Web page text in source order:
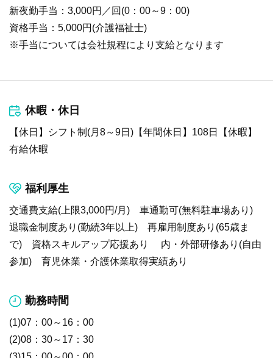
新夜勤手当：3,000円／回(0：00～9：00)
資格手当：5,000円(介護福祉士)
※手当については会社規程により支給となります
休暇・休日
【休日】シフト制(月8～9日)【年間休日】108日【休暇】
有給休暇
福利厚生
交通費支給(上限3,000円/月) 車通勤可(無料駐車場あり)
退職金制度あり(勤続3年以上) 再雇用制度あり(65歳ま
で) 資格スキルアップ応援あり 内・外部研修あり(自由
参加) 育児休業・介護休業取得実績あり
勤務時間
(1)07：00～16：00
(2)08：30～17：30